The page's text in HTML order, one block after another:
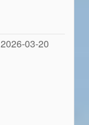
2026-03-20